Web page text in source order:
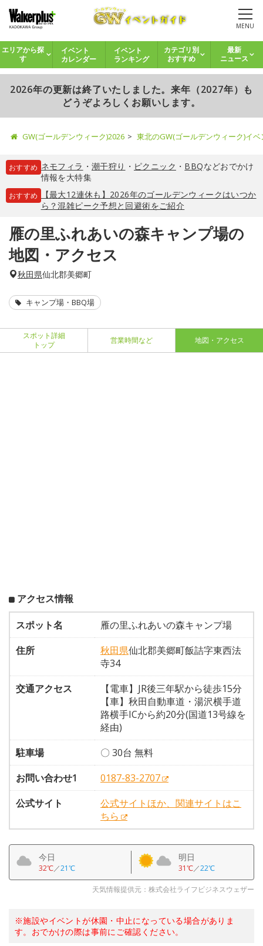
MENU
エリアから探
す
イベント
カレンダー
イベント
ランキング
カテゴリ別
おすすめ
最新
ニュース
2026年の更新は終了いたしました。来年（2027年）も
どうぞよろしくお願いします。
GW(ゴールデンウィーク)2026 東北のGW(ゴールデンウィーク)イ
おすすめ ネモフィラ ・ 潮干狩り ・ ピクニック ・ BBQなどおでかけ
情報を大特集
おすすめ
【最大12連休も】2026年のゴールデンウィークはいつか
ら？混雑ピーク予想と回避術をご紹介
雁の里ふれあいの森キャンプ場の
地図・アクセス
秋田県仙北郡美郷町
キャンプ場・BBQ場
スポット詳細
トップ
営業時間など 地図・アクセス
アクセス情報
スポット名
雁の里ふれあいの森キャンプ場
住所
秋田県仙北郡美郷町飯詰字東西法
寺34
交通アクセス
【電車】JR後三年駅から徒歩15分
【車】秋田自動車道・湯沢横手道
路横手ICから約20分(国道13号線を
経由)
駐車場
〇 30台 無料
お問い合わせ1
0187-83-2707
公式サイト
公式サイトほか、関連サイトはこ
ちら
今日
32℃／21℃
明日
31℃／22℃
天気情報提供元：株式会社ライフビジネスウェザー
※施設やイベントが休園・中止になっている場合がありま
す。おでかけの際は事前にご確認ください。